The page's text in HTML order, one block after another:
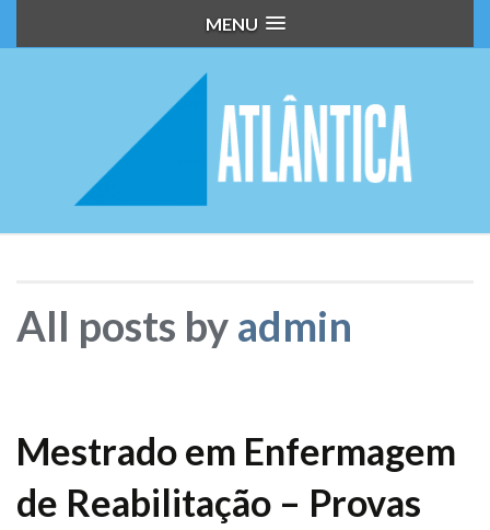
MENU
All posts byadmin
Mestrado em Enfermagem
de Reabilitação – Provas